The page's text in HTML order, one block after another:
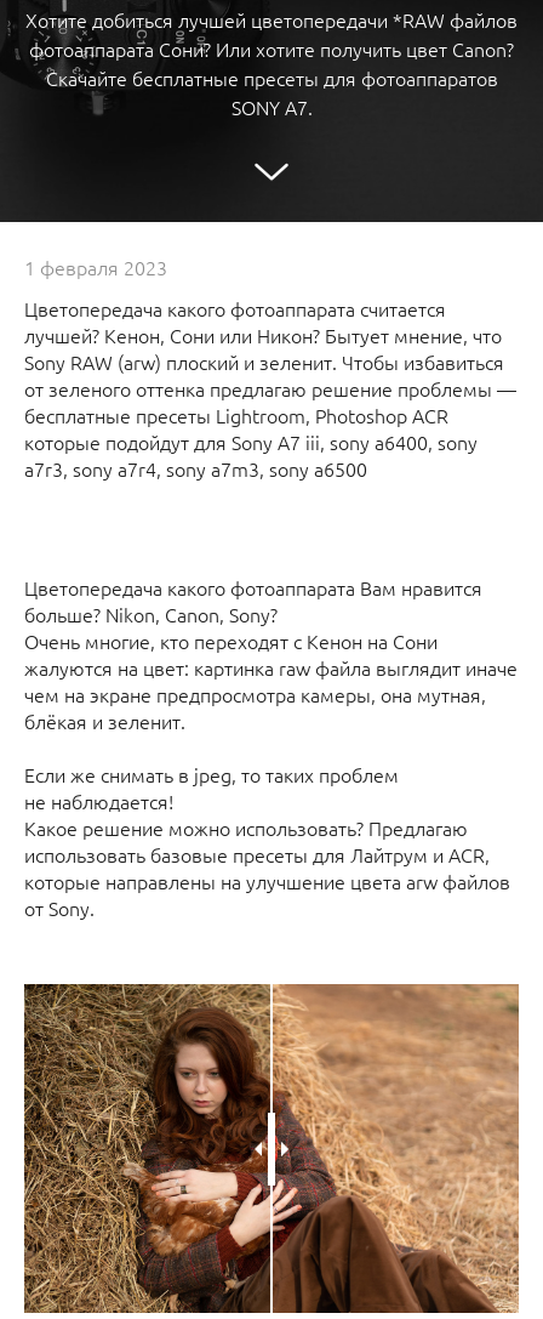
Хотите добиться лучшей цветопередачи *RAW файлов
фотоаппарата Сони? Или хотите получить цвет Canon?
Скачайте бесплатные пресеты для фотоаппаратов
SONY A7.
1 февраля 2023
Цветопередача какого фотоаппарата считается
лучшей? Кенон, Сони или Никон? Бытует мнение, что
Sony RAW (arw) плоский и зеленит. Чтобы избавиться
от зеленого оттенка предлагаю решение проблемы —
бесплатные пресеты Lightroom, Photoshop ACR
которые подойдут для Sony A7 iii, sony a6400, sony
a7r3, sony a7r4, sony a7m3, sony a6500
Цветопередача какого фотоаппарата Вам нравится
больше? Nikon, Canon, Sony?
Очень многие, кто переходят с Кенон на Сони
жалуются на цвет: картинка raw файла выглядит иначе
чем на экране предпросмотра камеры, она мутная,
блёкая и зеленит.
Если же снимать в jpeg, то таких проблем
не наблюдается!
Какое решение можно использовать? Предлагаю
использовать базовые пресеты для Лайтрум и ACR,
которые направлены на улучшение цвета arw файлов
от Sony.